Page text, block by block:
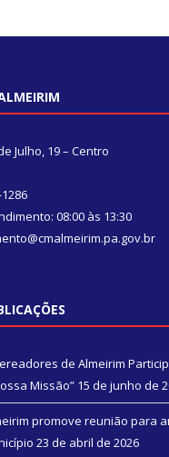
Julho, 19 – Centro
08:00 às 13:30
de Almeirim
Missão” 15 de junho de
promove reunião para
23 de abril de 2026